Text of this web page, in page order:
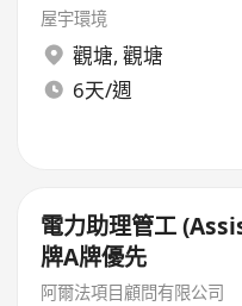
屋宇環境
觀塘, 觀塘
6天/週
電力助理管工
牌A牌優先
阿爾法項目顧問有限公司